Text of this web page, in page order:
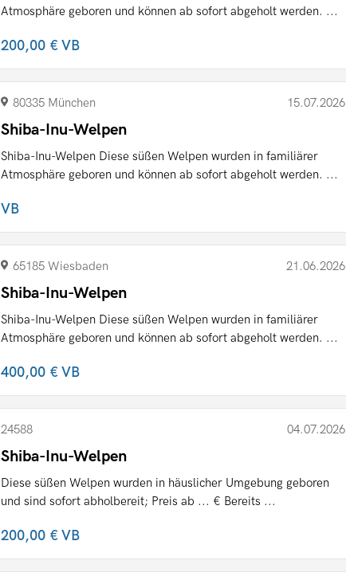
Atmosphäre geboren und können ab sofort abgeholt werden. ...
200,00 €VB
80335 München 15.07.2026
Shiba-Inu-Welpen
Shiba-Inu-Welpen Diese süßen Welpen wurden in familiärer
Atmosphäre geboren und können ab sofort abgeholt werden. ...
VB
65185 Wiesbaden 21.06.2026
Shiba-Inu-Welpen
Shiba-Inu-Welpen Diese süßen Welpen wurden in familiärer
Atmosphäre geboren und können ab sofort abgeholt werden. ...
400,00 €VB
24588 04.07.2026
Shiba-Inu-Welpen
Diese süßen Welpen wurden in häuslicher Umgebung geboren
und sind sofort abholbereit; Preis ab ... € Bereits ...
200,00 €VB